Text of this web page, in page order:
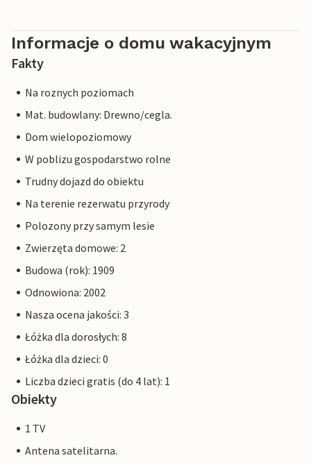
Informacje o domu wakacyjnym
Fakty
Na roznych poziomach
Mat. budowlany: Drewno/cegla.
Dom wielopoziomowy
W poblizu gospodarstwo rolne
Trudny dojazd do obiektu
Na terenie rezerwatu przyrody
Polozony przy samym lesie
Zwierzęta domowe: 2
Budowa (rok): 1909
Odnowiona: 2002
Nasza ocena jakości: 3
Łóżka dla dorosłych: 8
Łóżka dla dzieci: 0
Liczba dzieci gratis (do 4 lat): 1
Obiekty
1 TV
Antena satelitarna.